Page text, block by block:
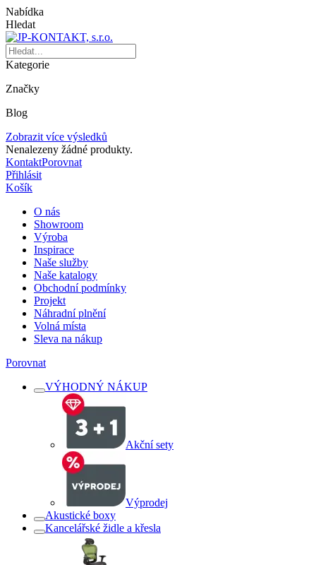
Nabídka
Hledat
Kategorie
Značky
Blog
Zobrazit více výsledků
Nenalezeny žádné produkty.
KontaktPorovnat
Přihlásit
Košík
O nás
Showroom
Výroba
Inspirace
Naše služby
Naše katalogy
Obchodní podmínky
Projekt
Náhradní plnění
Volná místa
Sleva na nákup
Porovnat
VÝHODNÝ NÁKUP
Akční sety
Výprodej
Akustické boxy
Kancelářské židle a křesla